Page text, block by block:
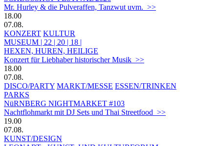
Mr. Hurley & die Pulveraffen, Tanzwut uvm. >>
18.00
07.08.
KONZERT KULTUR
MUSEUM | 22 | 20 | 18 |
HEXEN, HUREN, HEILIGE
Konzert für Liebhaber historischer Musik >>
18.00
07.08.
DISCO/PARTY MARKT/MESSE ESSEN/TRINKEN
PARKS
NüRNBERG NIGHTMARKET #103
Nachtflohmarkt mit DJ Sets und Thai Streetfood >>
19.00
07.08.
KUNST/DESIGN